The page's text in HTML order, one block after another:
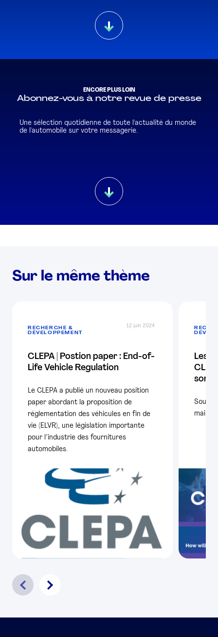
ENCORE PLUS LOIN
Abonnez-vous à notre revue de presse
Une sélection quotidienne de toute l'actualité du monde
de l'automobile sur votre messagerie.
Sur le même thème
RECHERCHE &
DÉVELOPPEMENT
12 juin 2024
CLEPA | Postion paper : End-of-
Life Vehicle Regulation
Le CLEPA a publié un nouveau position
paper abordant la proposition de
réglementation des véhicules en fin de
vie (ELVR), une législation importante
pour l’industrie des fournitures
automobiles.
Les
sont
mai.